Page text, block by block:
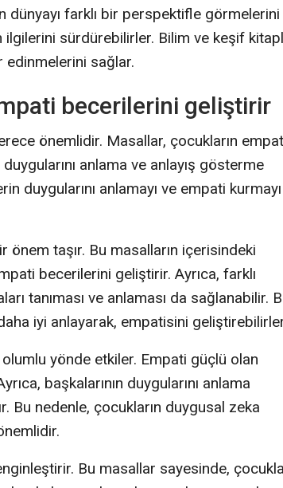
dünyayı farklı bir perspektifle görmelerini
sürdürebilirler. Bilim ve keşif
edinmelerini sağlar.
becerilerini geliştirir
önemlidir. Masallar, çocukların
anlama ve anlayış gösterme
duygularını anlamayı ve empati kurmayı
taşır. Bu masalların içerisindeki
becerilerini geliştirir. Ayrıca, farklı
tanıması ve anlaması da sağlanabilir.
iyi anlayarak, empatisini
yönde etkiler. Empati güçlü olan
başkalarının duygularını anlama
Bu nedenle, çocukların duygusal zeka
Bu masallar sayesinde,